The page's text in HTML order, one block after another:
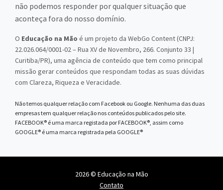
não podemos responder por qualquer situação que
aconteça fora do nosso domínio.
O Educação na Mão é um projeto da WebGo Content (CNPJ:
22.026.064/0001-02 – Rua XV de Novembro, 266. Conjunto 33 |
Curitiba/PR), uma agência de conteúdo que tem como principal
missão gerar conteúdos que respondam todas as suas dúvidas
com Clareza, Riqueza e Veracidade.
Não temos qualquer relação com Facebook ou Google. Nenhuma das duas
empresas tem qualquer relação nos conteúdos publicados pelo site.
FACEBOOK® é uma marca registada por FACEBOOK®, assim como
GOOGLE® é uma marca registrada pela GOOGLE®
2026 © Educação na Mão
Contato